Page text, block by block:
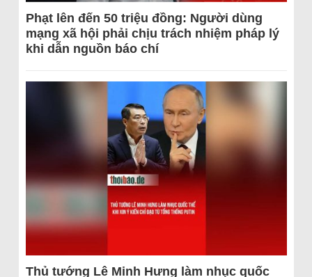
Phạt lên đến 50 triệu đồng: Người dùng
mạng xã hội phải chịu trách nhiệm pháp lý
khi dẫn nguồn báo chí
Thủ tướng Lê Minh Hưng làm nhục quốc